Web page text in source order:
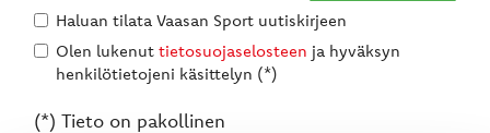
Haluan tilata Vaasan Sport uutiskirjeen
Olen lukenut tietosuojaselosteen ja hyväksyn
henkilötietojeni käsittelyn (*)
(*) Tieto on pakollinen